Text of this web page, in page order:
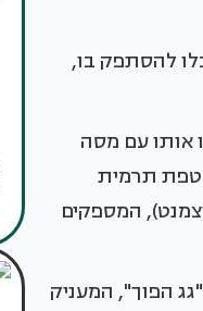
להסתפק בו,
אותו עם מסה
תרמית
המספקים
הפוך", המעניק